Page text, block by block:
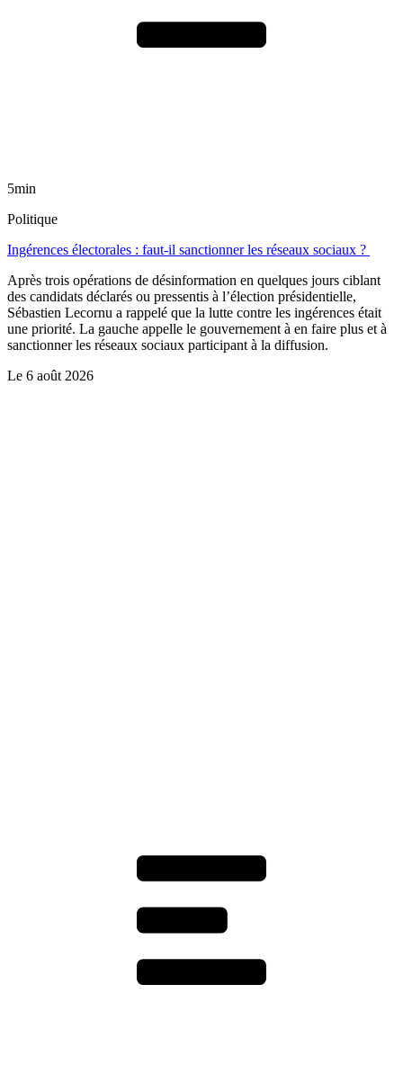
5min
Politique
Ingérences électorales : faut-il sanctionner les réseaux sociaux ?
Après trois opérations de désinformation en quelques jours ciblant
des candidats déclarés ou pressentis à l’élection présidentielle,
Sébastien Lecornu a rappelé que la lutte contre les ingérences était
une priorité. La gauche appelle le gouvernement à en faire plus et à
sanctionner les réseaux sociaux participant à la diffusion.
Le 6 août 2026